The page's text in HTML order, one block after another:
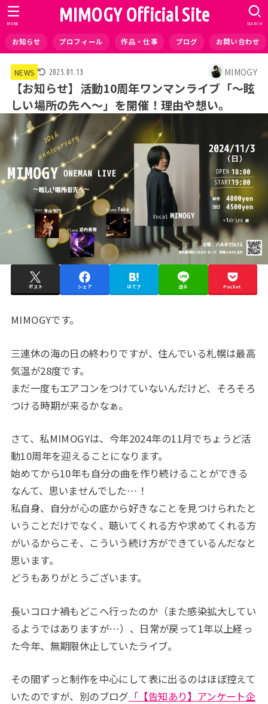
MIMOGY Official Site
お知らせ プロフィール 作品・仕事 ブログ お問い合わせ
SEARCH
MENU
NEWS 2025.01.13 MIMOGY
【お知らせ】活動10周年ワンマンライブ「～眩
しい場所の先へ～」を開催！理由や想い。
ポスト シェア はてブ 送る Pocket
MIMOGYです。
三連休の海の日の終わりですが、住んでいる札幌は最高
気温が28度です。
まだ一度もエアコンをつけていないんだけど、そろそろ
つける時期が来るかなぁ。
さて、私MIMOGYは、今年2024年の11月でちょうど活
動10周年を迎えることになります。
始めてから10年も自分の曲を作り続けることができる
なんて、思いませんでした…！
私自身、自分が心の底から好きなことを見つけられたと
いうことだけでなく、聴いてくれる方や求めてくれる方
がいるからこそ、こういう続け方ができているんだなと
思います。
どうもありがとうございます。
長いコロナ禍もどこへ行ったのか（また感染拡大してい
るようではありますが…）、日常が戻って1年以上経っ
た今年、無期限休止していたライブ。
その間ずっと制作を中心にして表に出るのはほぼ控えて
いたのですが、別のブログ 「【告知あり】アンケート企